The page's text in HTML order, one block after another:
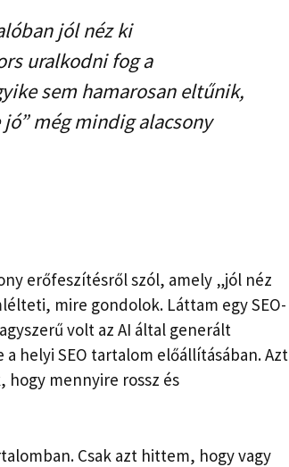
jól néz ki
uralkodni fog a
sem hamarosan eltűnik,
még mindig alacsony
erőfeszítésről szól, amely „jól néz
mire gondolok. Láttam egy SEO-
volt az AI által generált
helyi SEO tartalom előállításában. Azt
hogy mennyire rossz és
Csak azt hittem, hogy vagy